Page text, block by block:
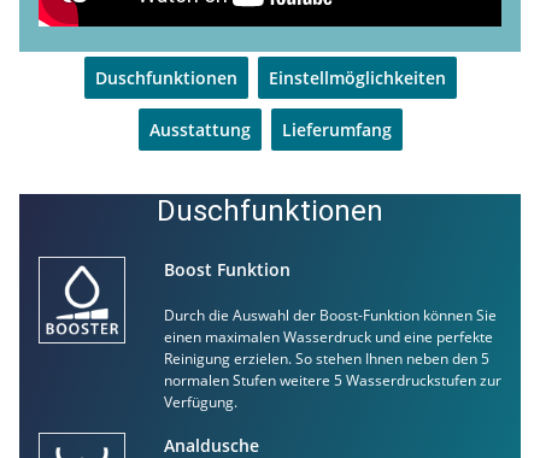
Duschfunktionen Einstellmöglichkeiten
Ausstattung Lieferumfang
Duschfunktionen
Boost Funktion
Durch die Auswahl der Boost-Funktion können Sie
einen maximalen Wasserdruck und eine perfekte
Reinigung erzielen. So stehen Ihnen neben den 5
normalen Stufen weitere 5 Wasserdruckstufen zur
Verfügung.
Analdusche